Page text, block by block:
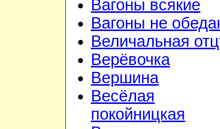
Вагоны всякие
Вагоны не
Величальная
Верёвочка
Вершина
Весёлая
покойницкая